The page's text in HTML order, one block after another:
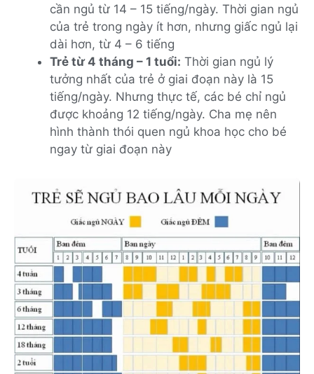
cần ngủ từ 14 – 15 tiếng/ngày. Thời gian ngủ
của trẻ trong ngày ít hơn, nhưng giấc ngủ lại
dài hơn, từ 4 – 6 tiếng
Trẻ từ 4 tháng – 1 tuổi: Thời gian ngủ lý
tưởng nhất của trẻ ở giai đoạn này là 15
tiếng/ngày. Nhưng thực tế, các bé chỉ ngủ
được khoảng 12 tiếng/ngày. Cha mẹ nên
hình thành thói quen ngủ khoa học cho bé
ngay từ giai đoạn này